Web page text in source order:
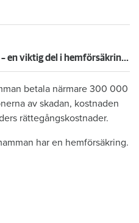
Ansvarsskyddet – en viktig del i hemförsäkringen
betala närmare 300 000
av skadan, kostnaden
rättegångskostnader.
har en hemförsäkring.